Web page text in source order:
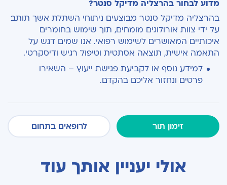
מדוע לבחור בהרצליה מדיקל סנטר?
בהרצליה מדיקל סנטר מבוצעים ניתוחי השתלת אשך תותב
על ידי צוות אורולוגים מומחים, תוך שימוש בחומרים
איכותיים המאושרים לשימוש רפואי. אנו שמים דגש על
התאמה אישית, תוצאה אסתטית וטיפול רגיש ודיסקרטי.
למידע נוסף או לקביעת פגישת ייעוץ – השאירו
פרטים ונחזור אליכם בהקדם.
זימון תור לרופאים בתחום
אולי יעניין אותך עוד